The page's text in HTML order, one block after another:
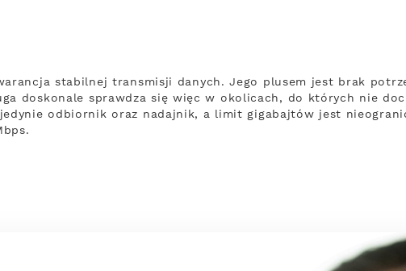
stabilnej transmisji danych. Jego plusem jest brak
doskonale sprawdza się więc w okolicach, do których nie
odbiornik oraz nadajnik, a limit gigabajtów jest